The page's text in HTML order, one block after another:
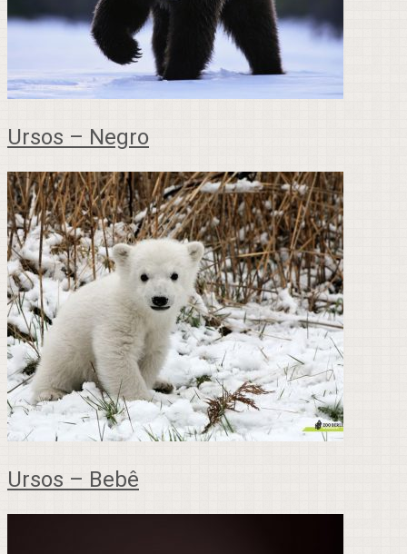
Ursos – Negro
Ursos – Bebê